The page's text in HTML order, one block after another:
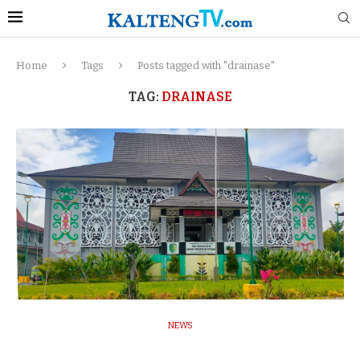
Home Tags Posts tagged with "drainase"
TAG: DRAINASE
NEWS